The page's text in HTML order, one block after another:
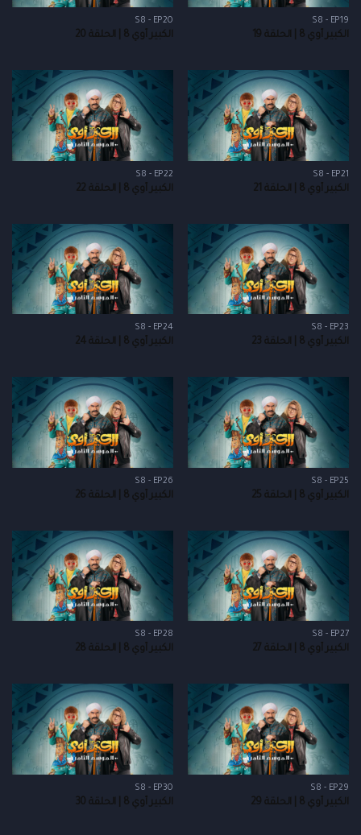
S8 - EP19
الكبير أوي 8 | الحلقة 19
S8 - EP20
الكبير أوي 8 | الحلقة 20
S8 - EP21
الكبير أوي 8 | الحلقة 21
S8 - EP22
الكبير أوي 8 | الحلقة 22
S8 - EP23
الكبير أوي 8 | الحلقة 23
S8 - EP24
الكبير أوي 8 | الحلقة 24
S8 - EP25
الكبير أوي 8 | الحلقة 25
S8 - EP26
الكبير أوي 8 | الحلقة 26
S8 - EP27
الكبير أوي 8 | الحلقة 27
S8 - EP28
الكبير أوي 8 | الحلقة 28
S8 - EP29
الكبير أوي 8 | الحلقة 29
S8 - EP30
الكبير أوي 8 | الحلقة 30